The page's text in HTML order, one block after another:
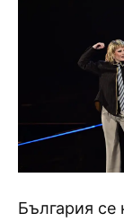
България се